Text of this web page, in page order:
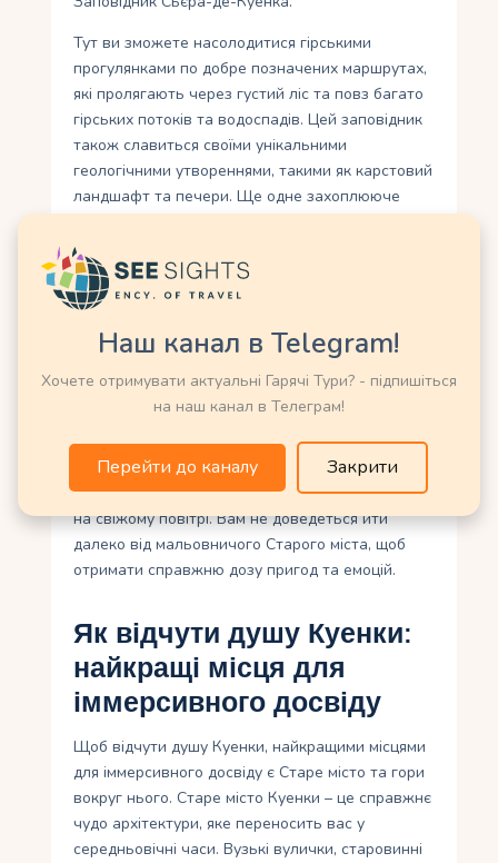
Тут ви зможете насолодитися гірськими
прогулянками по добре позначених маршрутах,
які пролягають через густий ліс та повз багато
гірських потоків та водоспадів. Цей заповідник
також славиться своїми унікальними
геологічними утвореннями, такими як карстовий
ландшафт та печери. Ще одне захоплююче
парк Алто-Тагус. Тут ви зможете насолодитися
плаванням човном або каяком по розлогому
ставу, який оточений живописними горами та
чи піших прогулянках по добре обладнаних
стежках парку. Пригоди в природних
заповідниках навколо Куенки – це чудовий
спосіб побачити багатство природи цього
регіону та насолодитися активним відпочинком
на свіжому повітрі. Вам не доведеться йти
далеко від мальовничого Старого міста, щоб
отримати справжню дозу пригод та емоцій.
Як відчути душу Куенки:
найкращі місця для
іммерсивного досвіду
Щоб відчути душу Куенки, найкращими місцями
для іммерсивного досвіду є Старе місто та гори
вокруг нього. Старе місто Куенки – це справжнє
чудо архітектури, яке переносить вас у
середньовічні часи. Вузькі вулички, старовинні
Наш канал в Telegram!
Хочете отримувати актуальні Гарячі Тури? - підпишіться
на наш канал в Телеграм!
Перейти до каналу Закрити